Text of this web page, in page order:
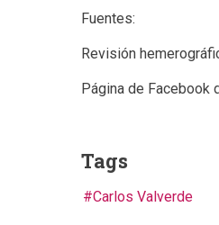
Fuentes:
Revisión
Página de Facebook
Tags
Carlos Valverde